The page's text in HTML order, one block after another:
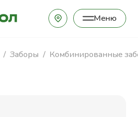
Меню
Закрыть
Заборы Комбинированные